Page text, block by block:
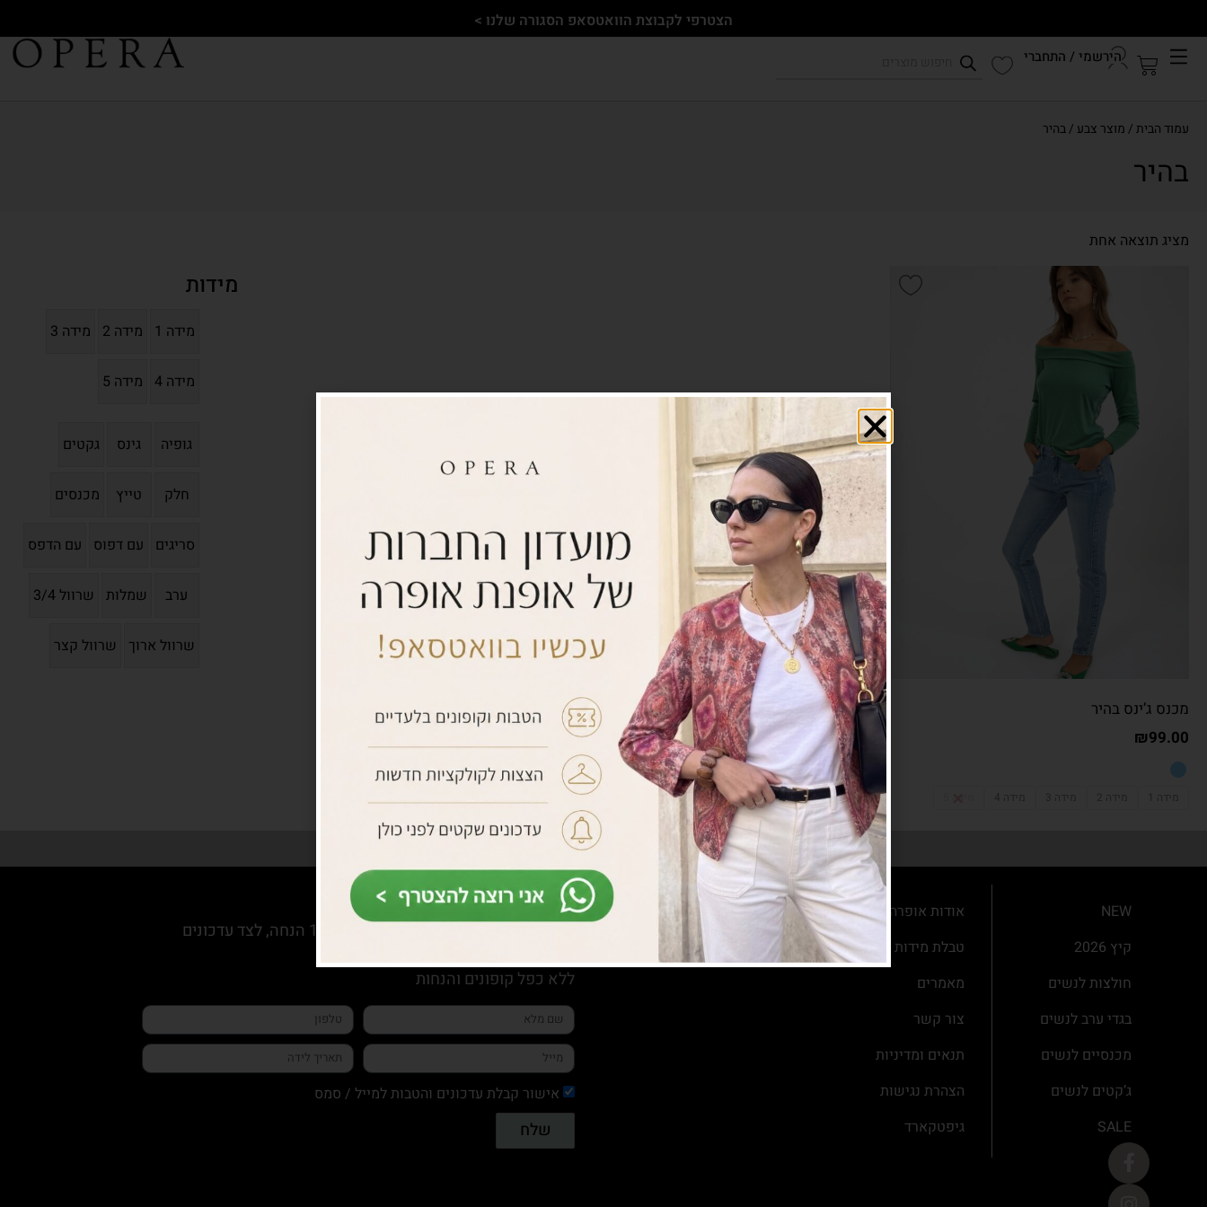
הצטרפי לקבוצת הוואטסאפ הסגורה שלנו >
הירשמי / התחברי
עמוד הבית/ מוצר צבע / בהיר
בהיר
מידות
מידה 1 מידה 2 מידה 3
מידה 4 מידה 5
גופיה גינס גקטים
חלק טייץ מכנסים
סריגים עם דפוס עם הדפס
ערב שמלות שרוול 3/4
שרוול ארוך שרוול קצר
מציג תוצאה אחת
מכנס ג’ינס בהיר
₪99.00
NEW
קיץ 2026
חולצות לנשים
בגדי ערב לנשים
מכנסיים לנשים
ג’קטים לנשים
SALE
אודות אופרה
טבלת מידות
מאמרים
צור קשר
תנאים ומדיניות
הצהרת נגישות
גיפטקארד
10% הנחה למצטרפות חדשות
הצטרפי למועדון החברות וקבלי קופון 10% הנחה, לצד עדכונים
ללא כפל קופונים והנחות
אישור קבלת עדכונים והטבות למייל / סמס
שלח